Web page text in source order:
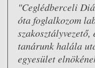
"Ceglédberceli
óta foglalkozom
szakosztályvezető,
tanárunk halála
egyesület